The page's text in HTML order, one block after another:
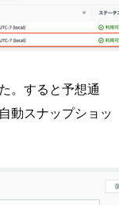
。すると予想通
動スナップショッ